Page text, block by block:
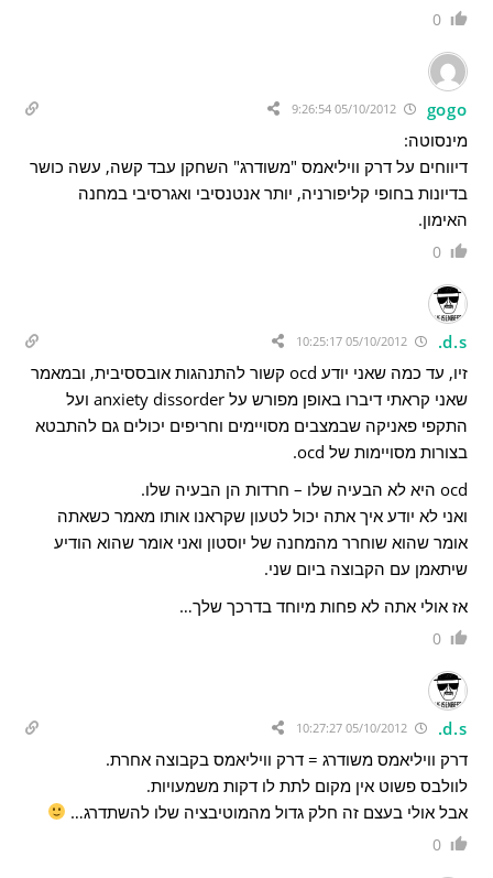
0
gogo
05/10/2012 9:26:54
מינסוטה:
דיווחים על דרק וויליאמס "משודרג" השחקן עבד קשה, עשה כושר
בדיונות בחופי קליפורניה, יותר אנטנסיבי ואגרסיבי במחנה
האימון.
0
d.s.
05/10/2012 10:25:17
זיו, עד כמה שאני יודע ocd קשור להתנהגות אובססיבית, ובמאמר
שאני קראתי דיברו באופן מפורש על anxiety dissorder ועל
התקפי פאניקה שבמצבים מסויימים וחריפים יכולים גם להתבטא
בצורות מסויימות של ocd.
ocd היא לא הבעיה שלו – חרדות הן הבעיה שלו.
ואני לא יודע איך אתה יכול לטעון שקראנו אותו מאמר כשאתה
אומר שהוא שוחרר מהמחנה של יוסטון ואני אומר שהוא הודיע
שיתאמן עם הקבוצה ביום שני.
אז אולי אתה לא פחות מיוחד בדרכך שלך…
0
d.s.
05/10/2012 10:27:27
דרק וויליאמס משודרג = דרק וויליאמס בקבוצה אחרת.
לוולבס פשוט אין מקום לתת לו דקות משמעויות.
אבל אולי בעצם זה חלק גדול מהמוטיבציה שלו להשתדרג…
0